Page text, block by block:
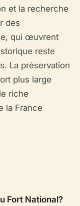
et la recherche
des
qui œuvrent
reste
La préservation
plus large
riche
la France
Fort National?